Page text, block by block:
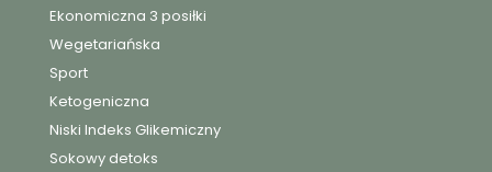
Ekonomiczna 3 posiłki
Wegetariańska
Sport
Ketogeniczna
Niski Indeks Glikemiczny
Sokowy detoks